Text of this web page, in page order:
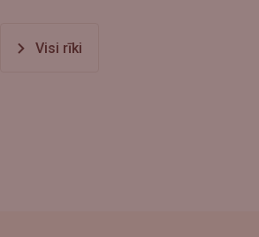
Visi rīki